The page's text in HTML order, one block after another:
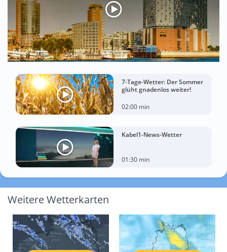
01:37 min
7-Tage-Wetter: Der Sommer
glüht gnadenlos weiter!
02:00 min
Kabel1-News-Wetter
01:30 min
Weitere Wetterkarten